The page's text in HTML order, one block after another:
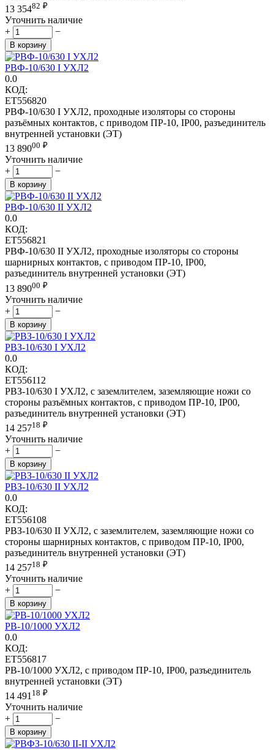
13 35482 ₽
Уточнить наличие
+
−
В корзину
РВФ-10/630 I УХЛ2
0.0
КОД:
ET556820
РВФ-10/630 I УХЛ2, проходные изоляторы со стороны
разъёмных контактов, с приводом ПР-10, IP00, разъединитель
внутренней установки (ЭТ)
13 89000 ₽
Уточнить наличие
+
−
В корзину
РВФ-10/630 II УХЛ2
0.0
КОД:
ET556821
РВФ-10/630 II УХЛ2, проходные изоляторы со стороны
шарнирных контактов, с приводом ПР-10, IP00,
разъединитель внутренней установки (ЭТ)
13 89000 ₽
Уточнить наличие
+
−
В корзину
РВЗ-10/630 I УХЛ2
0.0
КОД:
ET556112
РВЗ-10/630 I УХЛ2, с заземлителем, заземляющие ножи со
стороны разъёмных контактов, с приводом ПР-10, IP00,
разъединитель внутренней установки (ЭТ)
14 25718 ₽
Уточнить наличие
+
−
В корзину
РВЗ-10/630 II УХЛ2
0.0
КОД:
ET556108
РВЗ-10/630 II УХЛ2, с заземлителем, заземляющие ножи со
стороны шарнирных контактов, с приводом ПР-10, IP00,
разъединитель внутренней установки (ЭТ)
14 25718 ₽
Уточнить наличие
+
−
В корзину
РВ-10/1000 УХЛ2
0.0
КОД:
ET556817
РВ-10/1000 УХЛ2, с приводом ПР-10, IP00, разъединитель
внутренней установки (ЭТ)
14 49118 ₽
Уточнить наличие
+
−
В корзину